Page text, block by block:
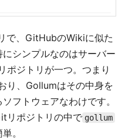
で、GitHubのWikiに似た
シンプルなのはサーバー
ポジトリが一つ。つまり
り、Gollumはその中身を
フトウェアなわけです。
リポジトリの中で gollum
。